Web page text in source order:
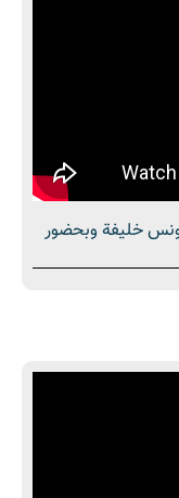
1447 بتقديم يونس خليفة وبحضور